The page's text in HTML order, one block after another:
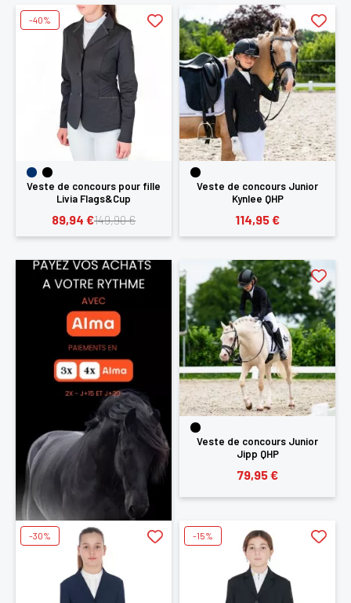
Veste de concours pour fille
Livia Flags&Cup
149,90 €
89,94 €
-40%
Veste de concours Junior
Kynlee QHP
114,95 €
Veste de concours Junior
Jipp QHP
79,95 €
-30% -15%